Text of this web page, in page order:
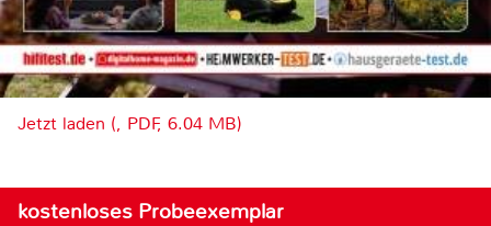
Jetzt laden (, PDF, 6.04 MB)
kostenloses Probeexemplar